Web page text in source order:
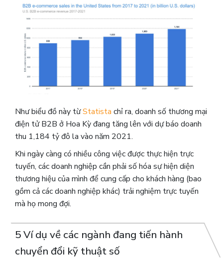
Như biểu đồ này từStatista chỉ ra, doanh số thương mại
điện tử B2B ở Hoa Kỳ đang tăng lên với dự báo doanh
thu 1,184 tỷ đô la vào năm 2021.
Khi ngày càng có nhiều công việc được thực hiện trực
tuyến, các doanh nghiệp cần phải số hóa sự hiện diện
thương hiệu của mình để cung cấp cho khách hàng (bao
gồm cả các doanh nghiệp khác) trải nghiệm trực tuyến
mà họ mong đợi.
5 Ví dụ về các ngành đang tiến hành
chuyển đổi kỹ thuật số